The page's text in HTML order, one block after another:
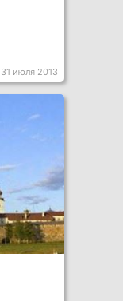
31 июля 2013